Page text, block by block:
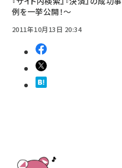
例を一挙公開！～
2011年10月13日 20:34